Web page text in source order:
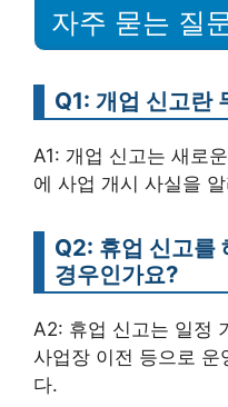
자주 묻는 질
Q1: 개업 신고란
A1: 개업 신고는 새로
에 사업 개시 사실을
Q2: 휴업 신고를
경우인가요?
A2: 휴업 신고는 일정
사업장 이전 등으로 운
다.